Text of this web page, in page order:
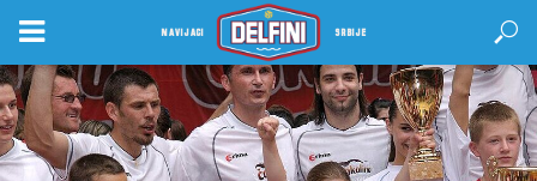
NAVIJACI SRBIJE